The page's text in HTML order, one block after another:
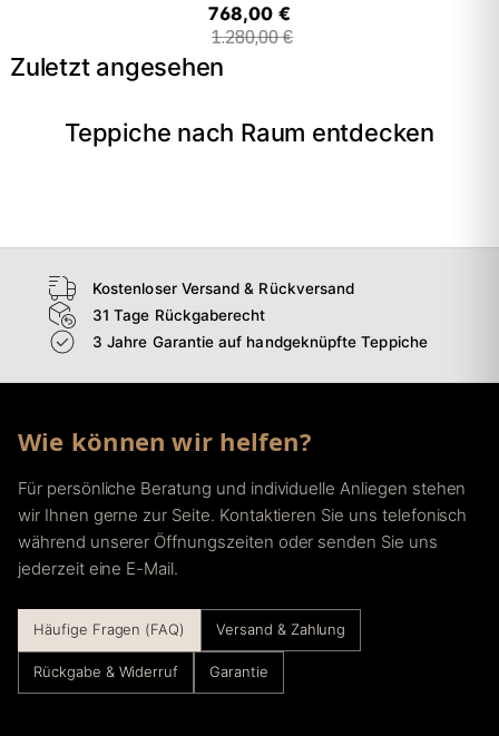
768,00 €
1.280,00 €
Zuletzt angesehen
Teppiche nach Raum entdecken
Wohnzimmer
Kostenloser Versand & Rückversand
31 Tage Rückgaberecht
3 Jahre Garantie auf handgeknüpfte Teppiche
Wie können wir helfen?
Für persönliche Beratung und individuelle Anliegen stehen
wir Ihnen gerne zur Seite. Kontaktieren Sie uns telefonisch
während unserer Öffnungszeiten oder senden Sie uns
jederzeit eine E-Mail.
Häufige Fragen (FAQ) Versand & Zahlung
Rückgabe & Widerruf Garantie